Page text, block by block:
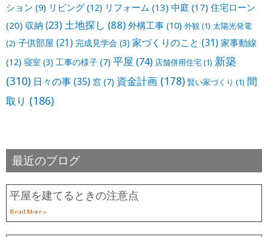
ション (9) リビング (12) リフォーム (13) 中庭 (17) 住宅ローン
(20) 収納 (23) 土地探し (88) 外構工事 (10) 外観 (1) 太陽光発電
(2) 子供部屋 (21) 完成見学会 (3) 家づくりのこと (31) 家事動線
(12) 寝室 (3) 工事の様子 (7) 平屋 (74) 店舗併用住宅(1) 新築
(310) 日々の事(35) 窓 (7) 資金計画 (178) 賢い家づくり (1) 間
取り (186)
最近のブログ
平屋を建てるときの注意点
Read More »